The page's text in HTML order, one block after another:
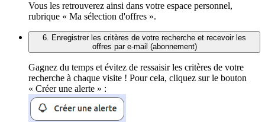
Vous les retrouverez ainsi dans votre espace personnel,
rubrique « Ma sélection d'offres ».
6. Enregistrer les critères de votre recherche et recevoir les
offres par e-mail (abonnement)
Gagnez du temps et évitez de ressaisir les critères de votre
recherche à chaque visite ! Pour cela, cliquez sur le bouton
« Créer une alerte » :